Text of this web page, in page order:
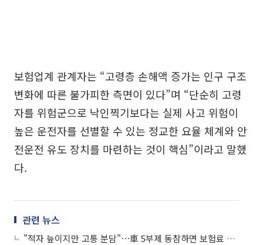
보험업계 관계자는 “고령층 손해액 증가는 인구 구조
변화에 따른 불가피한 측면이 있다”며 “단순히 고령
자를 위험군으로 낙인찍기보다는 실제 사고 위험이
높은 운전자를 선별할 수 있는 정교한 요율 체계와 안
전운전 유도 장치를 마련하는 것이 핵심”이라고 말했
다.
관련 뉴스
"적자 늪이지만 고통 분담"⋯車 5부제 동참하면 보험료 2% 깎아준다